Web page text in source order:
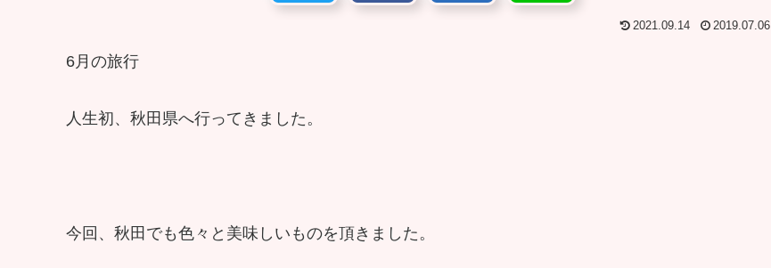
2021.09.14 2019.07.06
6月の旅行
人生初、秋田県へ行ってきました。
今回、秋田でも色々と美味しいものを頂きました。